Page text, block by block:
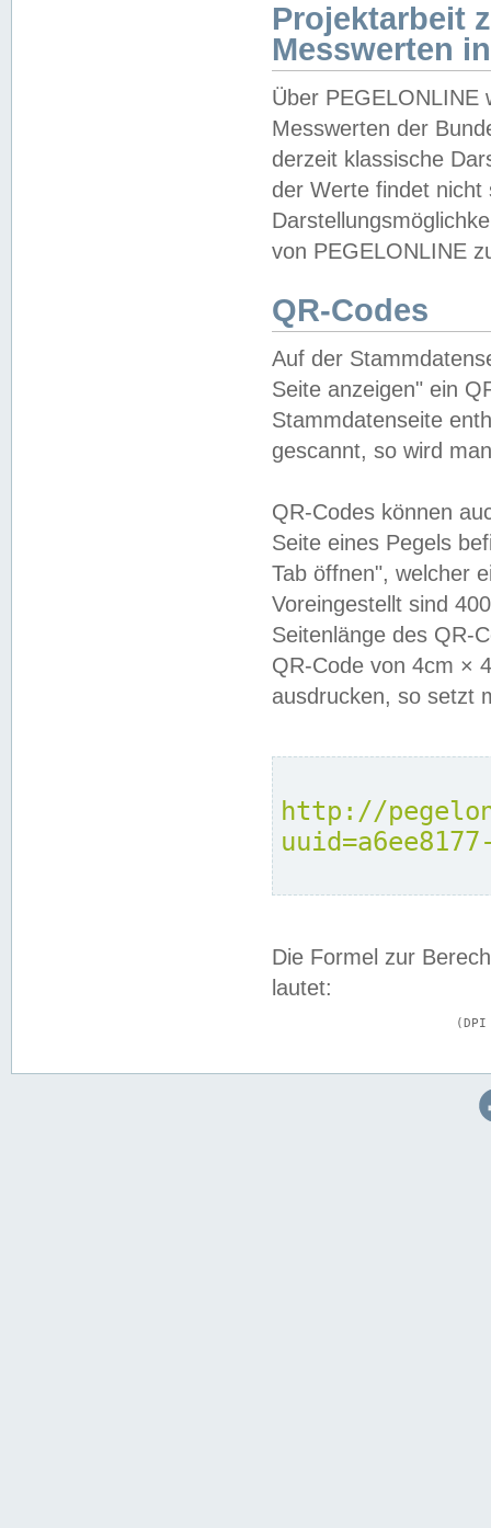
Projektarbeit
Messwerten
Über PEGELONLINE
Messwerten der
derzeit klassische
der Werte findet
von PEGELONLINE
QR-Codes
Auf der
Seite anzeigen" ein
Stammdatenseite
gescannt, so wird
QR-Codes können
Seite eines Pegels
Tab öffnen", welcher
Voreingestellt sind
Seitenlänge des QR-
QR-Code von 4cm ×
ausdrucken, so setzt
http://
Die Formel zur
lautet: